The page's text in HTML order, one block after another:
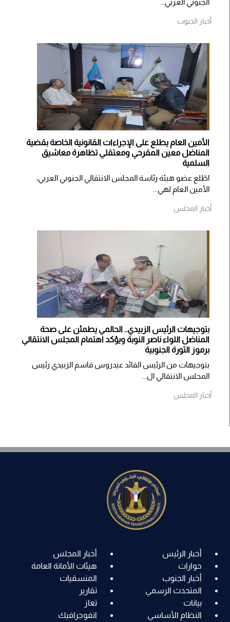
الجنوبي العربي...
أخبار الجنوب
الأمين العام يطلع على الإجراءات القانونية الخاصة بقضية
المناضل معين المقرحي ومعتقلي تظاهرة معاشيق
السلمية
اطّلع عضو هيئة رئاسة المجلس الانتقالي الجنوبي العربي،
الأمين العام لهي...
أخبار المجلس
بتوجيهات الرئيس الزبيدي.. الحالمي يطمئن على صحة
المناضل اللواء ناصر النوبة ويؤكد اهتمام المجلس الانتقالي
برموز الثورة الجنوبية
بتوجيهات من الرئيس القائد عيدروس قاسم الزبيدي رئيس
المجلس الانتقالي ال...
أخبار المجلس
أخبار الرئيس
أخبار المجلس
حوارات
هيئات الأمانة العامة
أخبار الجنوب
المنسقيات
المتحدث الرسمي
تقارير
بيانات
تعاز
النظام الأساسي
انفوجرافيك